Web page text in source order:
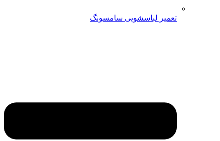
تعمیر لباسشویی سامسونگ